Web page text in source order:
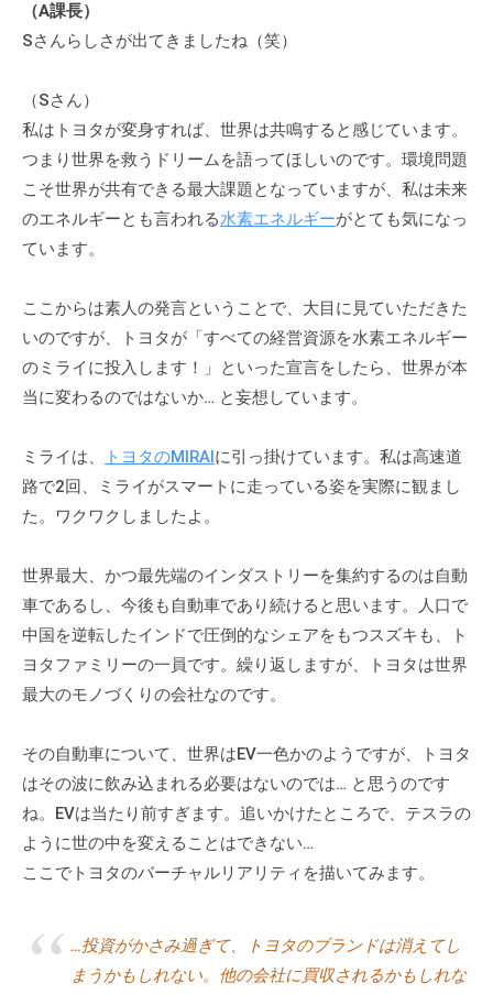
（A課長）
Sさんらしさが出てきましたね（笑）
（Sさん）
私はトヨタが変身すれば、世界は共鳴すると感じています。
つまり世界を救うドリームを語ってほしいのです。環境問題
こそ世界が共有できる最大課題となっていますが、私は未来
のエネルギーとも言われる水素エネルギーがとても気になっ
ています。
ここからは素人の発言ということで、大目に見ていただきた
いのですが、トヨタが「すべての経営資源を水素エネルギー
のミライに投入します！」といった宣言をしたら、世界が本
当に変わるのではないか… と妄想しています。
ミライは、 トヨタのMIRAIに引っ掛けています。私は高速道
路で2回、ミライがスマートに走っている姿を実際に観まし
た。ワクワクしましたよ。
世界最大、かつ最先端のインダストリーを集約するのは自動
車であるし、今後も自動車であり続けると思います。人口で
中国を逆転したインドで圧倒的なシェアをもつスズキも、ト
ヨタファミリーの一員です。繰り返しますが、トヨタは世界
最大のモノづくりの会社なのです。
その自動車について、世界はEV一色かのようですが、トヨタ
はその波に飲み込まれる必要はないのでは… と思うのです
ね。EVは当たり前すぎます。追いかけたところで、テスラの
ように世の中を変えることはできない…
ここでトヨタのバーチャルリアリティを描いてみます。
…投資がかさみ過ぎて、トヨタのブランドは消えてし
まうかもしれない。他の会社に買収されるかもしれな